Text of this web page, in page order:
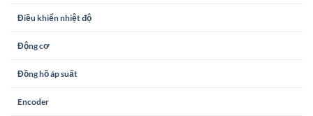
Điều khiển nhiệt độ
Động cơ
Đồng hồ áp suất
Encoder